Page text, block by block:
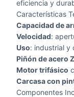
eficiencia y
Características
Capacidad de
Velocidad:
Uso: industrial y
Piñón de acero
Motor trifásico
Carcasa con
Componentes